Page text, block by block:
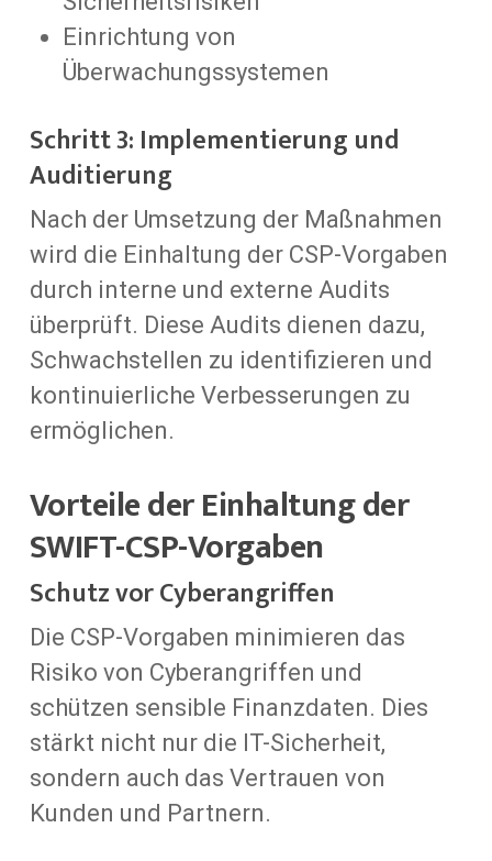
Einrichtung von
Überwachungssystemen
Schritt 3: Implementierung und
Auditierung
Nach der Umsetzung der Maßnahmen
wird die Einhaltung der CSP-Vorgaben
durch interne und externe Audits
überprüft. Diese Audits dienen dazu,
Schwachstellen zu identifizieren und
kontinuierliche Verbesserungen zu
ermöglichen.
Vorteile der Einhaltung der
SWIFT-CSP-Vorgaben
Schutz vor Cyberangriffen
Die CSP-Vorgaben minimieren das
Risiko von Cyberangriffen und
schützen sensible Finanzdaten. Dies
stärkt nicht nur die IT-Sicherheit,
sondern auch das Vertrauen von
Kunden und Partnern.